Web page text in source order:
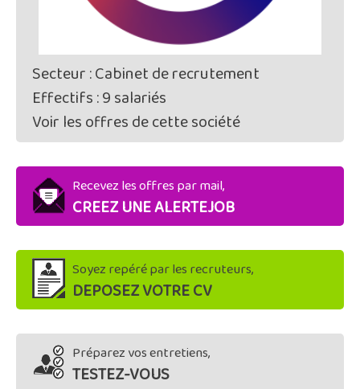
Secteur : Cabinet de recrutement
Effectifs : 9 salariés
Voir les offres de cette société
Recevez les offres par mail,
CREEZ UNE ALERTEJOB
Soyez repéré par les recruteurs,
DEPOSEZ VOTRE CV
Préparez vos entretiens,
TESTEZ-VOUS